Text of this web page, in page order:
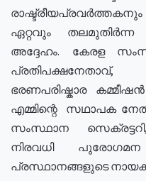
രാഷ്ട്രീയപ്രവർത്തകനും
ഏറ്റവും
അദ്ദേഹം. കേരള
പ്രതിപക്ഷനേതാവ്,
ഭരണപരിഷ്കാര
എമ്മിന്റെ സഥാപക
സംസ്ഥാന സെക്രട്ടറി,
നിരവധി
പ്രസ്ഥാനങ്ങളുടെ